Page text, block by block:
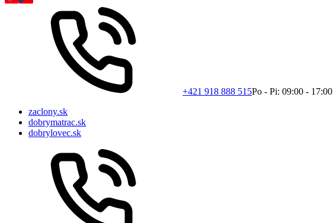
+421 918 888 515Po - Pi: 09:00 - 17:00
zaclony.sk
dobrymatrac.sk
dobrylovec.sk